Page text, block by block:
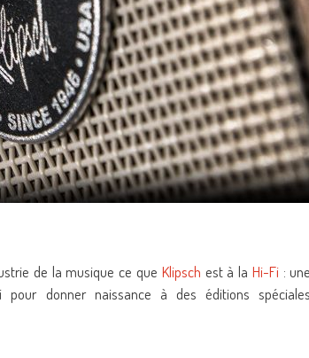
de la musique ce que Klipsch est à la Hi-Fi:
donner naissance à des éditions